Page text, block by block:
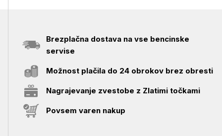
Brezplačna dostava na vse bencinske
servise
Možnost plačila do 24 obrokov brez obresti
Nagrajevanje zvestobe z Zlatimi točkami
Povsem varen nakup